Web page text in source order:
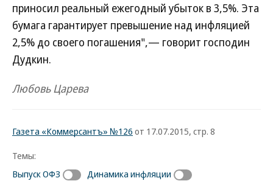
приносил реальный ежегодный убыток в 3,5%. Эта
бумага гарантирует превышение над инфляцией
2,5% до своего погашения",— говорит господин
Дудкин.
Любовь Царева
Газета «Коммерсантъ» №126 от 17.07.2015, стр. 8
Темы:
Выпуск ОФЗ
Динамика инфляции